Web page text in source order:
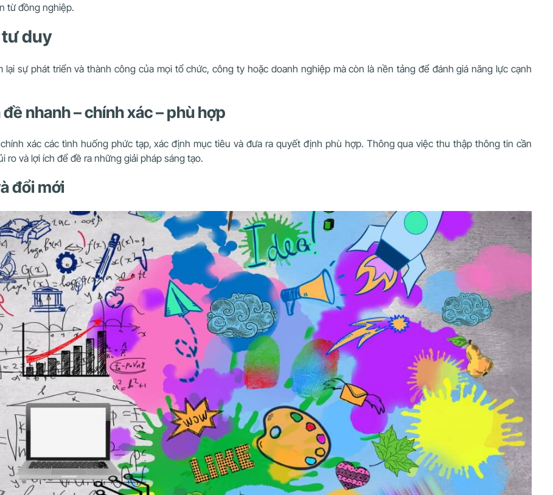
từ đồng nghiệp.
duy
sự phát triển và thành công của mọi tổ chức, công ty hoặc doanh nghiệp mà còn là nền tảng để đánh giá năng lực cạnh
nhanh – chính xác – phù hợp
xác các tình huống phức tạp, xác định mục tiêu và đưa ra quyết định phù hợp. Thông qua việc thu thập thông tin cần
ro và lợi ích để đề ra những giải pháp sáng tạo.
đổi mới